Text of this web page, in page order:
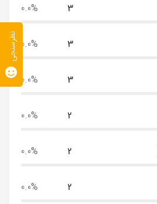
3
0.0%
3
0.0%
3
0.0%
2
0.0%
2
0.0%
2
0.0%
نظرسنجی